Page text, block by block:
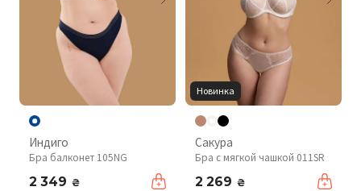
Индиго
Бра балконет 105NG
2 349 ₴
Новинка
Сакура
Бра с мягкой чашкой 011SR
2 269 ₴